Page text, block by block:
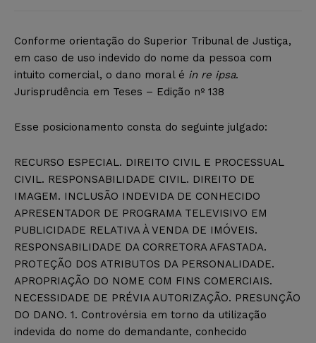
Conforme orientação do Superior Tribunal de Justiça,
em caso de uso indevido do nome da pessoa com
intuito comercial, o dano moral é in re ipsa.
Jurisprudência em Teses – Edição nº 138
Esse posicionamento consta do seguinte julgado:
RECURSO ESPECIAL. DIREITO CIVIL E PROCESSUAL
CIVIL. RESPONSABILIDADE CIVIL. DIREITO DE
IMAGEM. INCLUSÃO INDEVIDA DE CONHECIDO
APRESENTADOR DE PROGRAMA TELEVISIVO EM
PUBLICIDADE RELATIVA À VENDA DE IMÓVEIS.
RESPONSABILIDADE DA CORRETORA AFASTADA.
PROTEÇÃO DOS ATRIBUTOS DA PERSONALIDADE.
APROPRIAÇÃO DO NOME COM FINS COMERCIAIS.
NECESSIDADE DE PRÉVIA AUTORIZAÇÃO. PRESUNÇÃO
DO DANO. 1. Controvérsia em torno da utilização
indevida do nome do demandante, conhecido